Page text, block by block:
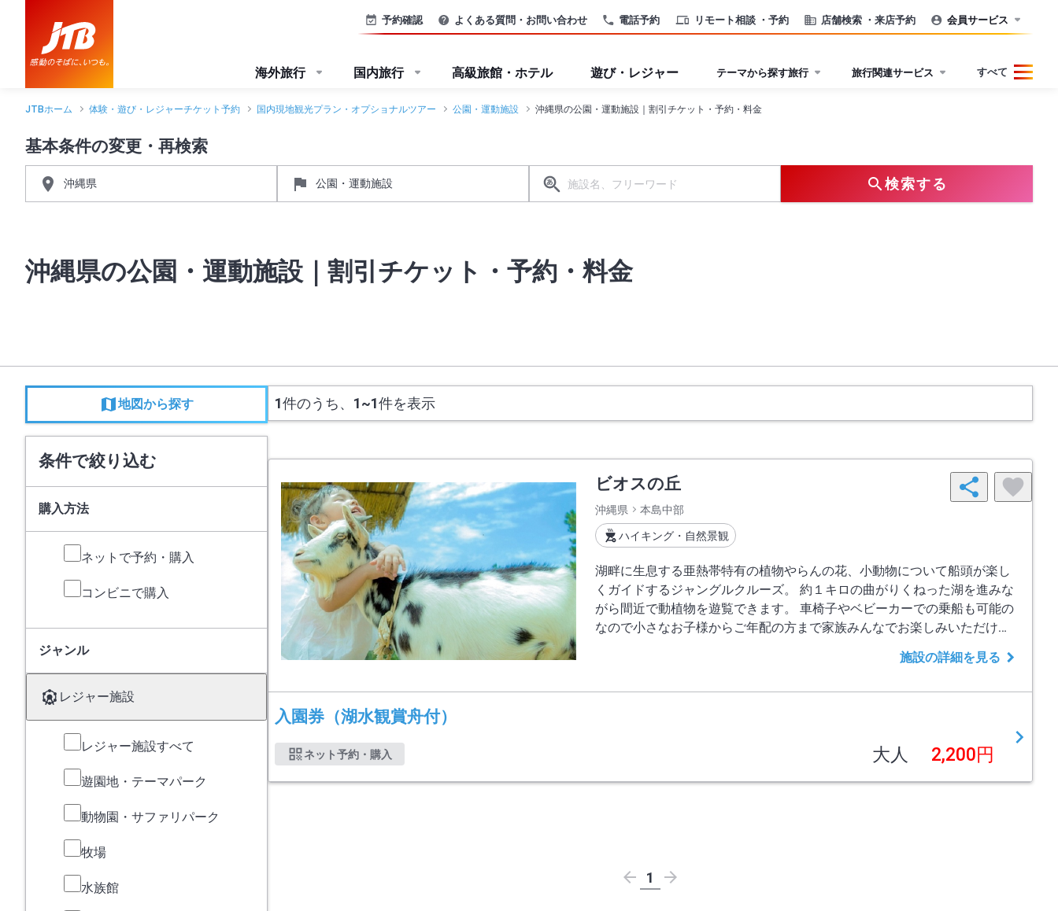
電話予約 リモート相談 ・予約 店舗検索 ・来店予約
予約確認 よくある質問・お問い合わせ 会員サービス
海外旅行 国内旅行 高級旅館・ホテル 遊び・レジャー テーマから探す旅行 旅行関連サービス すべて
JTBホーム 体験・遊び・レジャーチケット予約 国内現地観光プラン・オプショナルツアー 公園・運動施設 沖縄県の公園・運動施設｜割引チケット・予約・料金
基本条件の変更・再検索
検索する
沖縄県の公園・運動施設｜割引チケット・予約・料金
1件のうち、 1~1件を表示
ビオスの丘
沖縄県 本島中部
ハイキング・自然景観
湖畔に生息する亜熱帯特有の植物やらんの花、小動物について船頭が楽し
くガイドするジャングルクルーズ。 約１キロの曲がりくねった湖を進みな
がら間近で動植物を遊覧できます。 車椅子やベビーカーでの乗船も可能の
なので小さなお子様からご年配の方まで家族みんなでお楽しみいただけま
施設の詳細を見る
入園券（湖水観賞舟付）
ネット予約・購入 大人 2,200円
1
地図から探す
条件で絞り込む
購入方法
ネットで予約・購入
コンビニで購入
ジャンル
レジャー施設
レジャー施設すべて
遊園地・テーマパーク
動物園・サファリパーク
牧場
水族館